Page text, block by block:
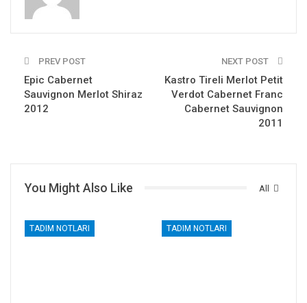
PREV POST
Epic Cabernet
Sauvignon Merlot Shiraz
2012
NEXT POST
Kastro Tireli Merlot Petit
Verdot Cabernet Franc
Cabernet Sauvignon
2011
All
You Might Also Like
TADIM NOTLARI TADIM NOTLARI